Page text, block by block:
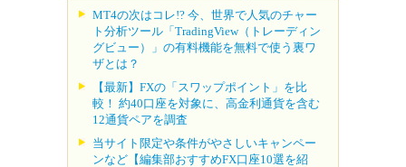
MT4の次はコレ!? 今、世界で人気のチャー
ト分析ツール「TradingView（トレーディン
グビュー）」の有料機能を無料で使う裏ワ
ザとは？
【最新】FXの「スワップポイント」を比
較！ 約40口座を対象に、高金利通貨を含む
12通貨ペアを調査
当サイト限定や条件がやさしいキャンペー
ンなど【編集部おすすめFX口座10選を紹